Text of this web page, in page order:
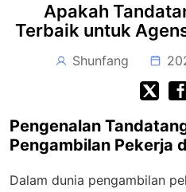
Apakah
Terbaik untuk
Shunfang
Pengenalan
Pengambilan Pekerja
Dalam dunia pengambilan